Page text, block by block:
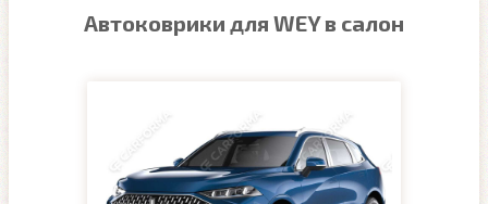
Автоковрики для WEY в салон